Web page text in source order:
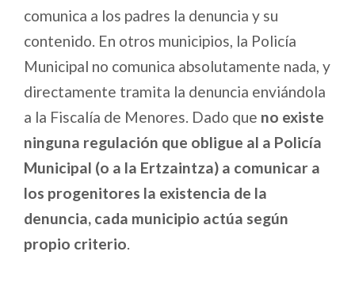
comunica a los padres la denuncia y su
contenido. En otros municipios, la Policía
Municipal no comunica absolutamente nada, y
directamente tramita la denuncia enviándola
a la Fiscalía de Menores. Dado que no existe
ninguna regulación que obligue al a Policía
Municipal (o a la Ertzaintza) a comunicar a
los progenitores la existencia de la
denuncia, cada municipio actúa según
propio criterio